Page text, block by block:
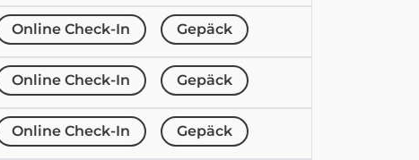
Online Check-In Gepäck
Online Check-In Gepäck
Online Check-In Gepäck